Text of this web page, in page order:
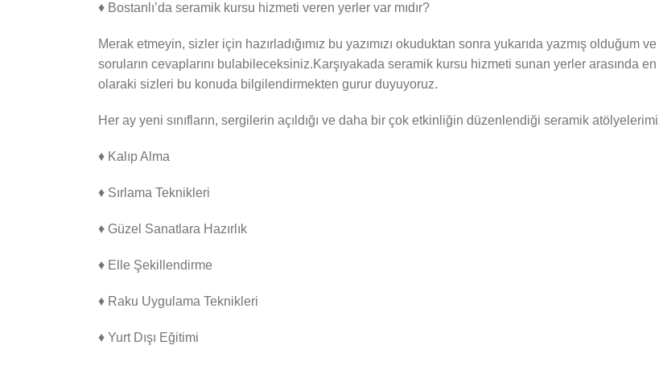
♦ Bostanlı’da seramik kursu hizmeti veren yerler var mıdır?
Merak etmeyin, sizler için hazırladığımız bu yazımızı okuduktan sonra yukarıda yazmış olduğum
soruların cevaplarını bulabileceksiniz.Karşıyakada seramik kursu hizmeti sunan yerler arasında
olaraki sizleri bu konuda bilgilendirmekten gurur duyuyoruz.
Her ay yeni sınıfların, sergilerin açıldığı ve daha bir çok etkinliğin düzenlendiği seramik
♦ Kalıp Alma
♦ Sırlama Teknikleri
♦ Güzel Sanatlara Hazırlık
♦ Elle Şekillendirme
♦ Raku Uygulama Teknikleri
♦ Yurt Dışı Eğitimi